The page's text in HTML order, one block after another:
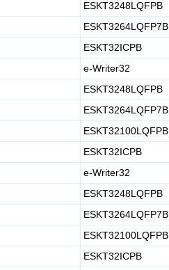
ESKT3248LQFPB
ESKT3264LQFP7B
ESKT32ICPB
e-Writer32
ESKT3248LQFPB
ESKT3264LQFP7B
ESKT32100LQFPB
ESKT32ICPB
e-Writer32
ESKT3248LQFPB
ESKT3264LQFP7B
ESKT32100LQFPB
ESKT32ICPB